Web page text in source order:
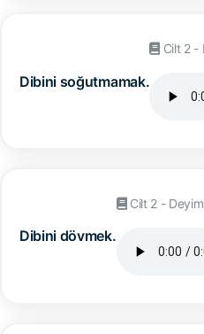
Dibini soğutmamak.
Cilt 2 -
Dibini dövmek.
Cilt 2 -